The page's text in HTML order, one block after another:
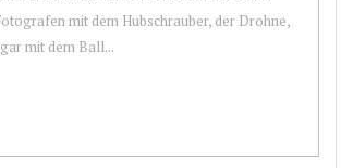
mit dem Hubschrauber, der Drohne,
mit dem Ball...